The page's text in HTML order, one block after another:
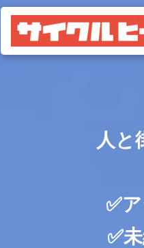
人と
✅
✅